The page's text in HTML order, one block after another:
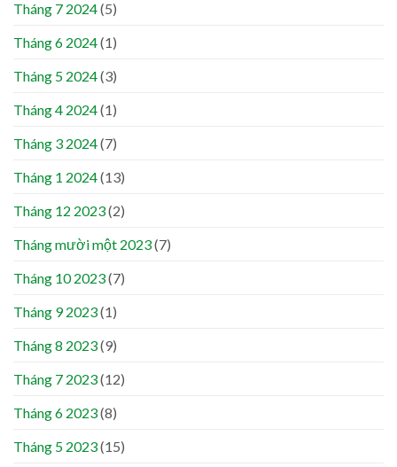
Tháng 7 2024(5)
Tháng 6 2024(1)
Tháng 5 2024(3)
Tháng 4 2024(1)
Tháng 3 2024(7)
Tháng 1 2024(13)
Tháng 12 2023(2)
Tháng mười một 2023(7)
Tháng 10 2023(7)
Tháng 9 2023(1)
Tháng 8 2023(9)
Tháng 7 2023(12)
Tháng 6 2023(8)
Tháng 5 2023(15)